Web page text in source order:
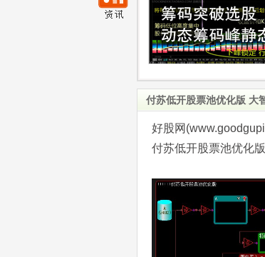
付苏低开股票池优化版 大
好股网
付苏低开股票池优化